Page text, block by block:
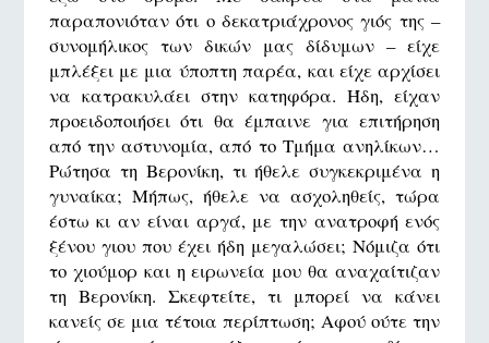
παραπονιόταν ότι ο δεκατριάχρονος γιός της –
συνομήλικος των δικών μας δίδυμων – είχε
μπλέξει με μια ύποπτη παρέα, και είχε αρχίσει
να κατρακυλάει στην κατηφόρα. Ήδη, είχαν
προειδοποιήσει ότι θα έμπαινε για επιτήρηση
από την αστυνομία, από το Τμήμα ανηλίκων…
Ρώτησα τη Βερονίκη, τι ήθελε συγκεκριμένα η
γυναίκα; Μήπως, ήθελε να ασχοληθείς, τώρα
έστω κι αν είναι αργά, με την ανατροφή ενός
ξένου γιου που έχει ήδη μεγαλώσει; Νόμιζα ότι
το χιούμορ και η ειρωνεία μου θα αναχαίτιζαν
τη Βερονίκη. Σκεφτείτε, τι μπορεί να κάνει
κανείς σε μια τέτοια περίπτωση; Αφού ούτε την